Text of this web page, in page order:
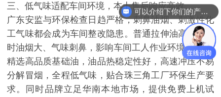
三、低气味适配车间环境，本土售后响应高效
广东安监与环保检查日趋严格，刺鼻油烟、刺激性化
工气味都会成为车间整改隐患。普通拉伸油高速冲压
时油烟大、气味刺鼻，影响车间工人作业环境。俊辅
精选高品质基础油，油品热稳定性好，高速冲压不易
分解冒烟，全程低气味，贴合珠三角工厂环保生产要
求。同时品牌立足华南本地市场，提供免费上机试
可以介绍下你们的产品么